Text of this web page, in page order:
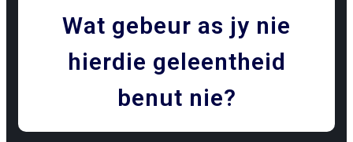
Wat gebeur as jy nie
hierdie geleentheid
benut nie?